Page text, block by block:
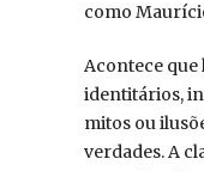
como
Acontece que
identitários,
mitos ou
verdades. A